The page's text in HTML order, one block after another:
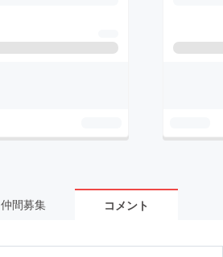
仲間募集 コメント